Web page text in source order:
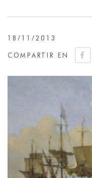
18/11/2013
COMPARTIR EN